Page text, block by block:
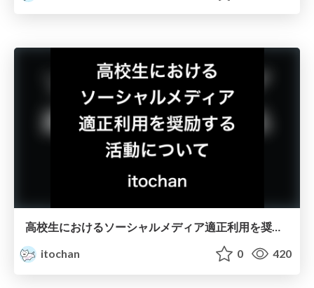
高校生におけるソーシャルメディア適正利用を奨励する活動について
itochan
0 420